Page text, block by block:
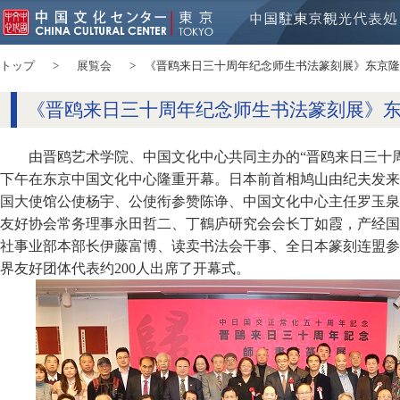
トップ 展覧会 《晋鸥来日三十周年纪念师生书法篆刻展》东京
《晋鸥来日三十周年纪念师生书法篆刻展》
由晋鸥艺术学院、中国文化中心共同主办的“晋鸥来日三十
下午在东京中国文化中心隆重开幕。日本前首相鸠山由纪夫发
国大使馆公使杨宇、公使衔参赞陈诤、中国文化中心主任罗玉
友好协会常务理事永田哲二、丁鶴庐研究会会长丁如霞，产经
社事业部本部长伊藤富博、读卖书法会干事、全日本篆刻连盟
界友好团体代表约200人出席了开幕式。